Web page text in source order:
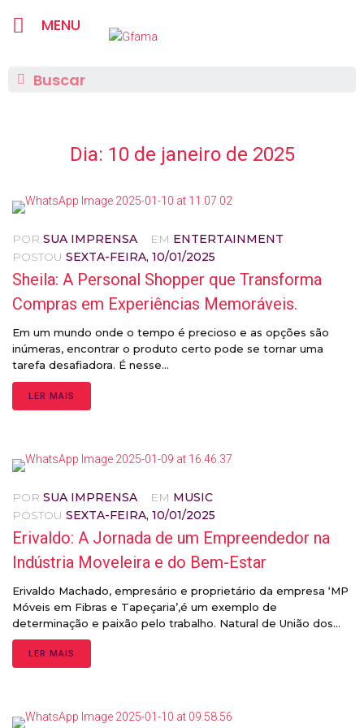
MENU
Dia: 10 de janeiro de 2025
POR SUA IMPRENSA EM ENTERTAINMENT
POSTOU SEXTA-FEIRA, 10/01/2025
Sheila: A Personal Shopper que Transforma
Compras em Experiências Memoráveis.
Em um mundo onde o tempo é precioso e as opções são
inúmeras, encontrar o produto certo pode se tornar uma
tarefa desafiadora. É nesse...
LER MAIS
POR SUA IMPRENSA EM MUSIC
POSTOU SEXTA-FEIRA, 10/01/2025
Erivaldo: A Jornada de um Empreendedor na
Indústria Moveleira e do Bem-Estar
Erivaldo Machado, empresário e proprietário da empresa ‘MP
Móveis em Fibras e Tapeçaria’,é um exemplo de
determinação e paixão pelo trabalho. Natural de União dos...
LER MAIS